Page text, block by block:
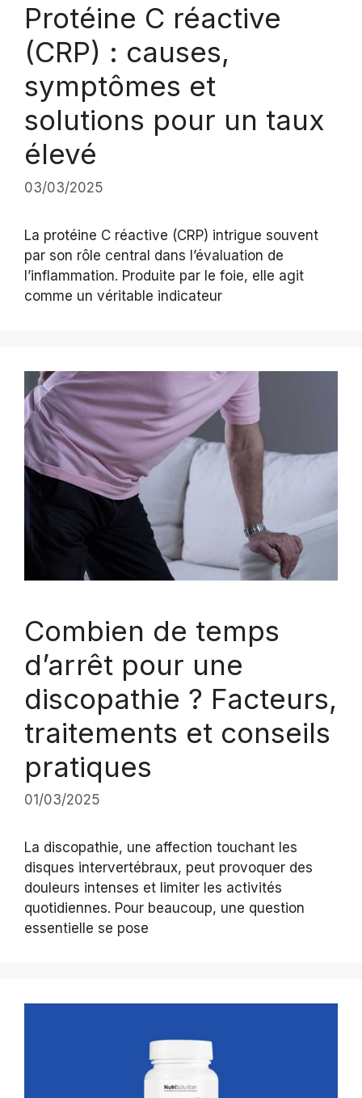
Protéine C réactive
(CRP) : causes,
symptômes et
solutions pour un taux
élevé
03/03/2025
La protéine C réactive (CRP) intrigue souvent
par son rôle central dans l’évaluation de
l’inflammation. Produite par le foie, elle agit
comme un véritable indicateur
Combien de temps
d’arrêt pour une
discopathie ? Facteurs,
traitements et conseils
pratiques
01/03/2025
La discopathie, une affection touchant les
disques intervertébraux, peut provoquer des
douleurs intenses et limiter les activités
quotidiennes. Pour beaucoup, une question
essentielle se pose